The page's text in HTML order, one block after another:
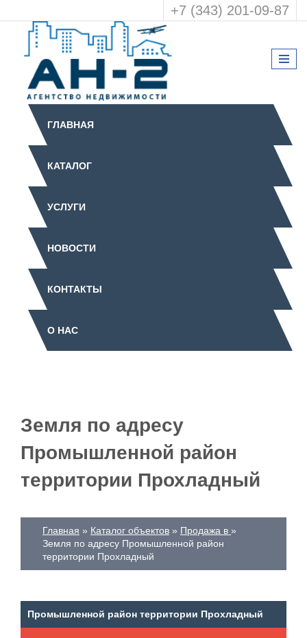
+7 (343) 201-09-87
ГЛАВНАЯ
КАТАЛОГ
УСЛУГИ
НОВОСТИ
КОНТАКТЫ
О НАС
Земля по адресу
Промышленной район
территории Прохладный
Главная Каталог объектов
Продажа в
Земля по адресу Промышленной район
территории Прохладный
Промышленной район территории Прохладный